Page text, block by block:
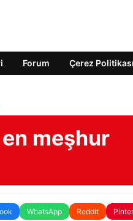
Forum Çerez Politikası
en meşhur
WhatsApp Reddit